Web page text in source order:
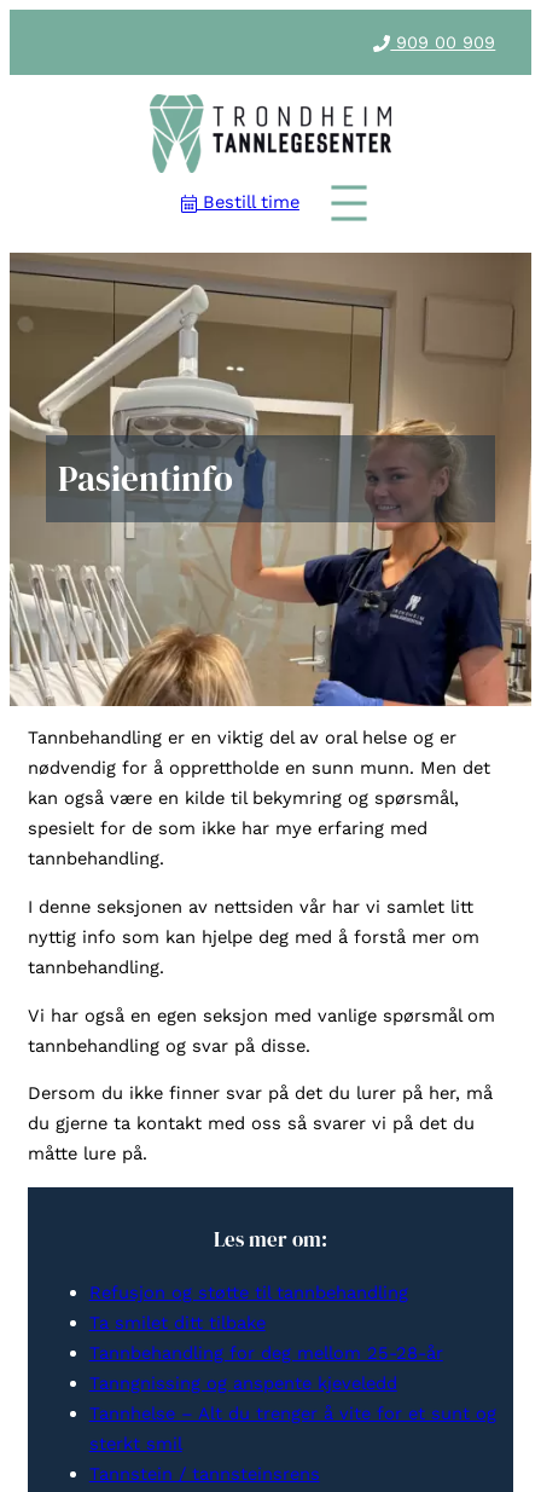
909 00 909
Bestill time
Pasientinfo
Tannbehandling er en viktig del av oral helse og er
nødvendig for å opprettholde en sunn munn. Men det
kan også være en kilde til bekymring og spørsmål,
spesielt for de som ikke har mye erfaring med
tannbehandling.
I denne seksjonen av nettsiden vår har vi samlet litt
nyttig info som kan hjelpe deg med å forstå mer om
tannbehandling.
Vi har også en egen seksjon med vanlige spørsmål om
tannbehandling og svar på disse.
Dersom du ikke finner svar på det du lurer på her, må
du gjerne ta kontakt med oss så svarer vi på det du
måtte lure på.
Les mer om:
Refusjon og støtte til tannbehandling
Ta smilet ditt tilbake
Tannbehandling for deg mellom 25-28-år
Tanngnissing og anspente kjeveledd
Tannhelse – Alt du trenger å vite for et sunt og
sterkt smil
Tannstein / tannsteinsrens